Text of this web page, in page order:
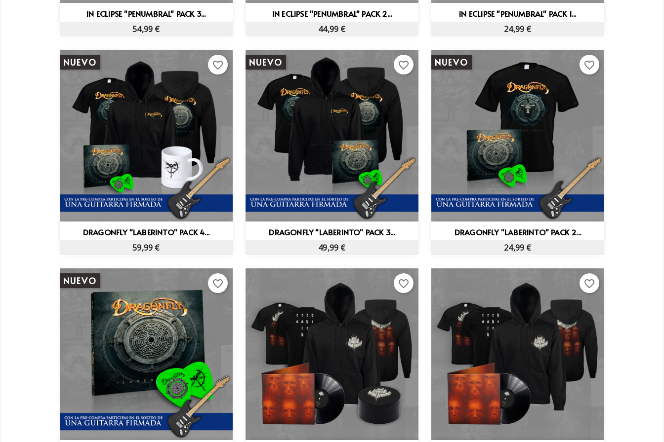
IN ECLIPSE "PENUMBRAL" PACK 3...
54,99 €
Vista rápida IN ECLIPSE "PENUMBRAL" PACK 2...
44,99 €
Vista rápida IN ECLIPSE "PENUMBRAL" PACK 1...
24,99 €
Vista rápida
DRAGONFLY "LABERINTO" PACK 4...
59,99 €
NUEVO
Vista rápida
favorite_border
DRAGONFLY "LABERINTO" PACK 3...
49,99 €
NUEVO
Vista rápida
favorite_border
DRAGONFLY "LABERINTO" PACK 2...
24,99 €
NUEVO
Vista rápida
favorite_border
NUEVO favorite_border favorite_border favorite_border